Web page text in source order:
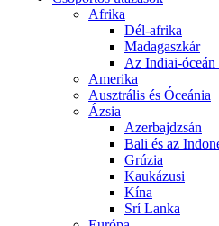
Afrika
Dél-afrika
Madagaszkár
Az Indiai-óceán
Amerika
Ausztrális és Óceánia
Ázsia
Azerbajdzsán
Bali és az
Grúzia
Kaukázusi
Kína
Srí Lanka